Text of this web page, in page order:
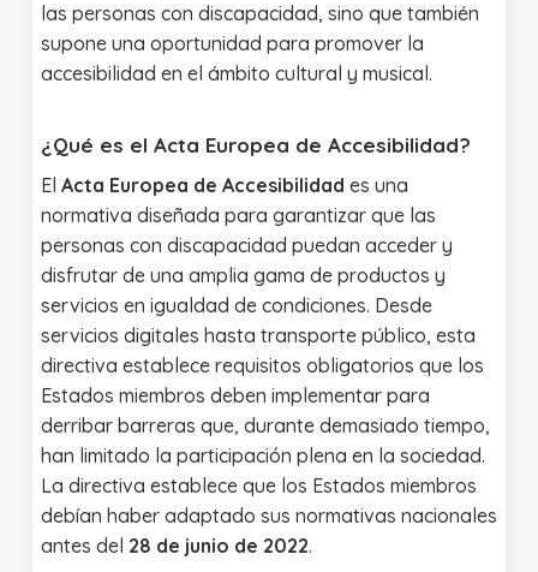
las personas con discapacidad, sino que también
supone una oportunidad para promover la
accesibilidad en el ámbito cultural y musical.
¿Qué es el Acta Europea de Accesibilidad?
El Acta Europea de Accesibilidad es una
normativa diseñada para garantizar que las
personas con discapacidad puedan acceder y
disfrutar de una amplia gama de productos y
servicios en igualdad de condiciones. Desde
servicios digitales hasta transporte público, esta
directiva establece requisitos obligatorios que los
Estados miembros deben implementar para
derribar barreras que, durante demasiado tiempo,
han limitado la participación plena en la sociedad.
La directiva establece que los Estados miembros
debían haber adaptado sus normativas nacionales
antes del 28 de junio de 2022.